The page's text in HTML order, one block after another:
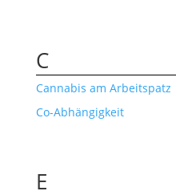
C
Cannabis am Arbeitspatz
Co-Abhängigkeit
E